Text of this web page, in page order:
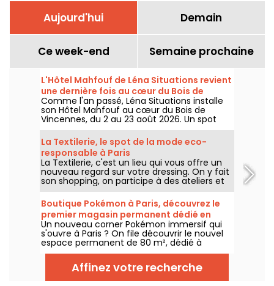
Aujourd'hui Demain
Ce week-end Semaine prochaine
L'Hôtel Mahfouf de Léna Situations revient
une dernière fois au cœur du Bois de
Vincennes
Comme l'an passé, Léna Situations installe
son Hôtel Mahfouf au cœur du Bois de
Vincennes, du 2 au 23 août 2026. Un spot
chill et estival, entre vlogs d'août, shopping,
gourmandises végé et détente, avec un
goût de nostalgie.
La Textilerie, le spot de la mode eco-
responsable à Paris
La Textilerie, c'est un lieu qui vous offre un
nouveau regard sur votre dressing. On y fait
son shopping, on participe à des ateliers et
on redécouvre la mode d'un point de vue
eco-responsable.
Boutique Pokémon à Paris, découvrez le
premier magasin permanent dédié en
images
Un nouveau corner Pokémon immersif qui
s'ouvre à Paris ? On file découvrir le nouvel
espace permanent de 80 m², dédié à
l’univers des célèbres créatures, au sein de
la boutique Le Coin des Barons, située rue de
Rivoli dans le 1er arrondissement. Depuis ce
28 mars 2025, ce corner unique attend les
Affinez votre recherche